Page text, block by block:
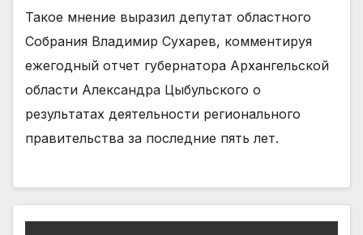
Такое мнение выразил депутат областного
Собрания Владимир Сухарев, комментируя
ежегодный отчет губернатора Архангельской
области Александра Цыбульского о
результатах деятельности регионального
правительства за последние пять лет.